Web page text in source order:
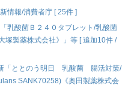
情報/消費者庁 [ 25件 ]
乳酸菌Ｂ２４０タブレット/乳酸菌
塚製薬株式会社》」等 [ 追加10件 /
「ととのう明日 乳酸菌 腸活対策/
SANK70258)《奥田製薬株式会